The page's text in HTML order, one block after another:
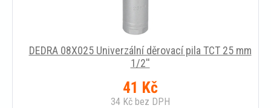
DEDRA 08X025 Univerzální děrovací pila TCT 25 mm
1/2''
41 Kč
34 Kčbez DPH